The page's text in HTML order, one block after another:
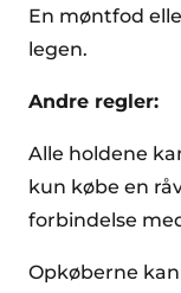
En møntfod
legen.
Andre regler:
Alle holdene
kun købe en
forbindelse
Opkøberne